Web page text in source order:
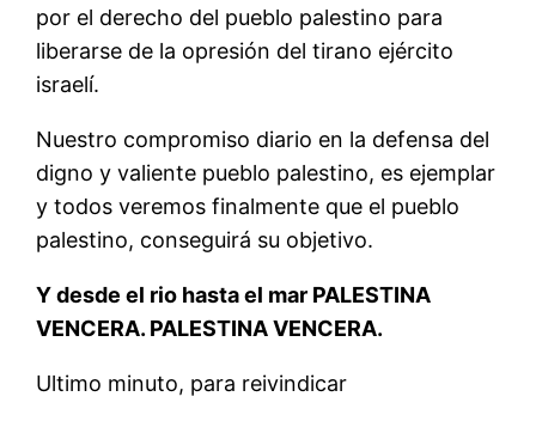
por el derecho del pueblo palestino para
liberarse de la opresión del tirano ejército
israelí.
Nuestro compromiso diario en la defensa del
digno y valiente pueblo palestino, es ejemplar
y todos veremos finalmente que el pueblo
palestino, conseguirá su objetivo.
Y desde el rio hasta el mar PALESTINA
VENCERA. PALESTINA VENCERA.
Ultimo minuto, para reivindicar